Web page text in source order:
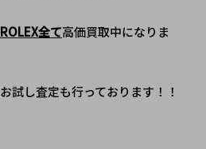
ROLEX全て高価買取中になりま
試し査定も行っております！！